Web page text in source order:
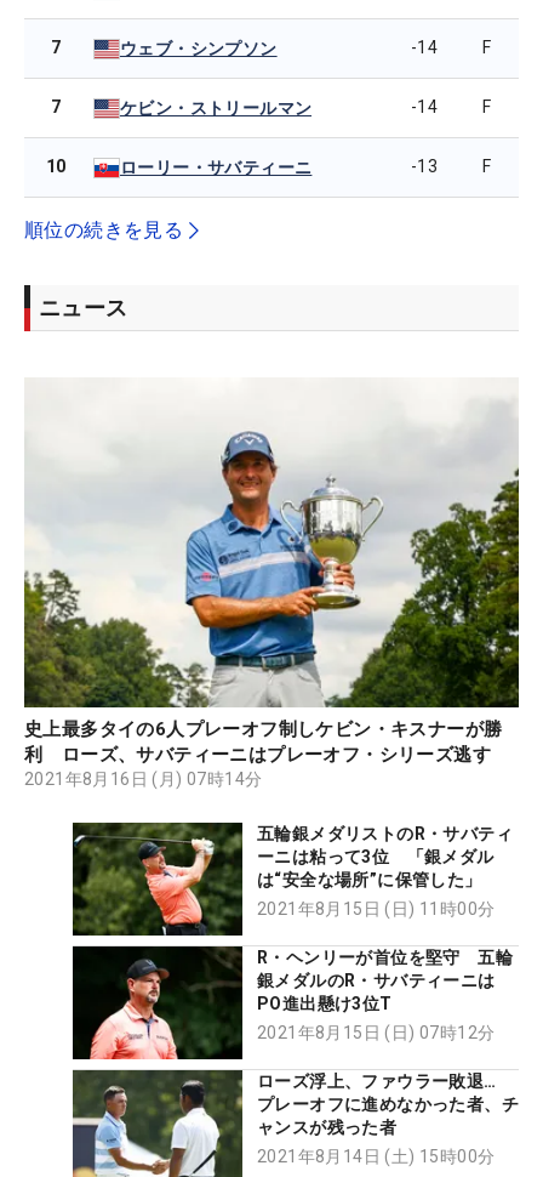
7 ウェブ・シンプソン -14 F
7 ケビン・ストリールマン -14 F
10 ローリー・サバティーニ -13 F
順位の続きを見る
ニュース
史上最多タイの6人プレーオフ制しケビン・キスナーが勝
利 ローズ、サバティーニはプレーオフ・シリーズ逃す
2021年8月16日 (月) 07時14分
五輪銀メダリストのR・サバティ
ーニは粘って3位 「銀メダル
は“安全な場所”に保管した」
2021年8月15日 (日) 11時00分
R・ヘンリーが首位を堅守 五輪
銀メダルのR・サバティーニは
PO進出懸け3位T
2021年8月15日 (日) 07時12分
ローズ浮上、ファウラー敗退…
プレーオフに進めなかった者、チ
ャンスが残った者
2021年8月14日 (土) 15時00分